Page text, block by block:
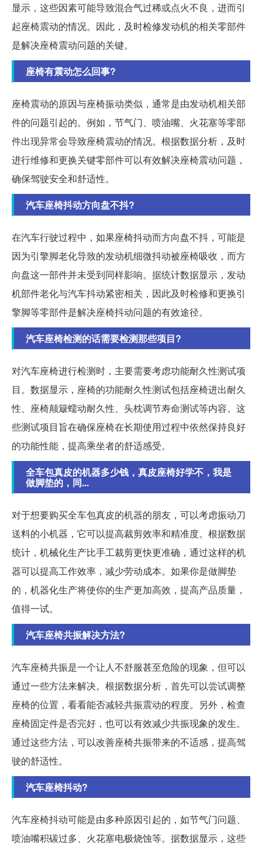
显示，这些因素可能导致混合气过稀或点火不良，进而引
起座椅震动的情况。因此，及时检修发动机的相关零部件
是解决座椅震动问题的关键。
座椅有震动怎么回事?
座椅震动的原因与座椅振动类似，通常是由发动机相关部
件的问题引起的。例如，节气门、喷油嘴、火花塞等零部
件出现异常会导致座椅震动的情况。根据数据分析，及时
进行维修和更换关键零部件可以有效解决座椅震动问题，
确保驾驶安全和舒适性。
汽车座椅抖动方向盘不抖?
在汽车行驶过程中，如果座椅抖动而方向盘不抖，可能是
因为引擎脚老化导致的发动机细微抖动被座椅吸收，而方
向盘这一部件并未受到同样影响。据统计数据显示，发动
机部件老化与汽车抖动紧密相关，因此及时检修和更换引
擎脚等零部件是解决座椅抖动问题的有效途径。
汽车座椅检测的话需要检测那些项目?
对汽车座椅进行检测时，主要需要考虑功能耐久性测试项
目。数据显示，座椅的功能耐久性测试包括座椅进出耐久
性、座椅颠簸蠕动耐久性、头枕调节寿命测试等内容。这
些测试项目旨在确保座椅在长期使用过程中依然保持良好
的功能性能，提高乘坐者的舒适感受。
全车包真皮的机器多少钱，真皮座椅好学不，我是
做脚垫的，同...
对于想要购买全车包真皮的机器的朋友，可以考虑振动刀
送料的小机器，它可以提高裁剪效率和精准度。根据数据
统计，机械化生产比手工裁剪更快更准确，通过这样的机
器可以提高工作效率，减少劳动成本。如果你是做脚垫
的，机器化生产将使你的生产更加高效，提高产品质量，
值得一试。
汽车座椅共振解决方法?
汽车座椅共振是一个让人不舒服甚至危险的现象，但可以
通过一些方法来解决。根据数据分析，首先可以尝试调整
座椅的位置，看看能否减轻共振震动的程度。另外，检查
座椅固定件是否完好，也可以有效减少共振现象的发生。
通过这些方法，可以改善座椅共振带来的不适感，提高驾
驶的舒适性。
汽车座椅抖动?
汽车座椅抖动可能是由多种原因引起的，如节气门问题、
喷油嘴积碳过多、火花塞电极烧蚀等。据数据显示，这些